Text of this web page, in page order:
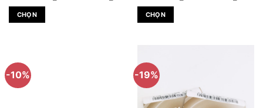
sản
phẩm
sản
phẩm
giá:
3.330.000 ₫
CHỌN
có
nhiều
biến
giá:
CHỌN
có
nhiều
biến
thể.
-10% -19%